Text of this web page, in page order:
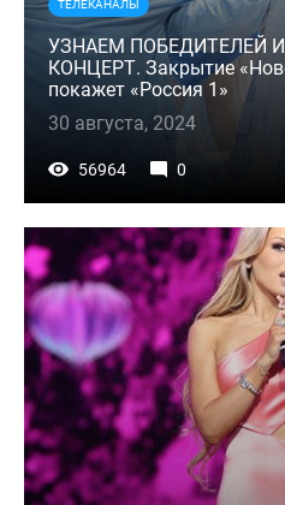
ТЕЛЕКАНАЛЫ
УЗНАЕМ ПОБЕДИТЕЛЕЙ
КОНЦЕРТ. Закрытие
покажет «Россия 1»
30 августа, 2024
56964 0